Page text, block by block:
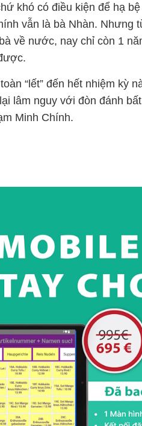
khó có điều kiện để hạ
vẫn là bà Nhàn. Nhưng
về nước, nay chỉ còn 1
“lết” đến hết nhiệm kỳ
lâm nguy với đòn đánh
Minh Chính.